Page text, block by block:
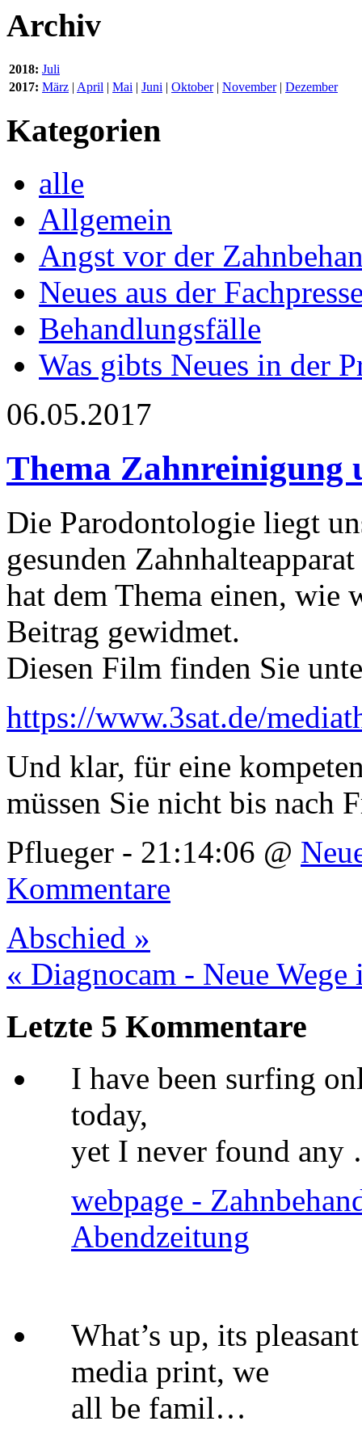
Archiv
2018: Juli
2017: März | April | Mai | Juni | Oktober| November| Dezember
Kategorien
alle
Allgemein
Angst vor der
Neues aus der
Behandlungsfälle
Was gibts Neues in der
06.05.2017
Thema Zahnreinigung
Die Parodontologie liegt
gesunden
hat dem Thema einen, wie
Beitrag gewidmet.
Diesen Film finden Sie
https://www.3sat.de/
Und klar, für eine
müssen Sie nicht bis nach
Pflueger - 21:14:06 @
Kommentare
Abschied »
« Diagnocam - Neue
Letzte 5 Kommentare
I have been surfing
today,
yet I never found
webpage -
Abendzeitung
What’s up, its
media print, we
all be famil…